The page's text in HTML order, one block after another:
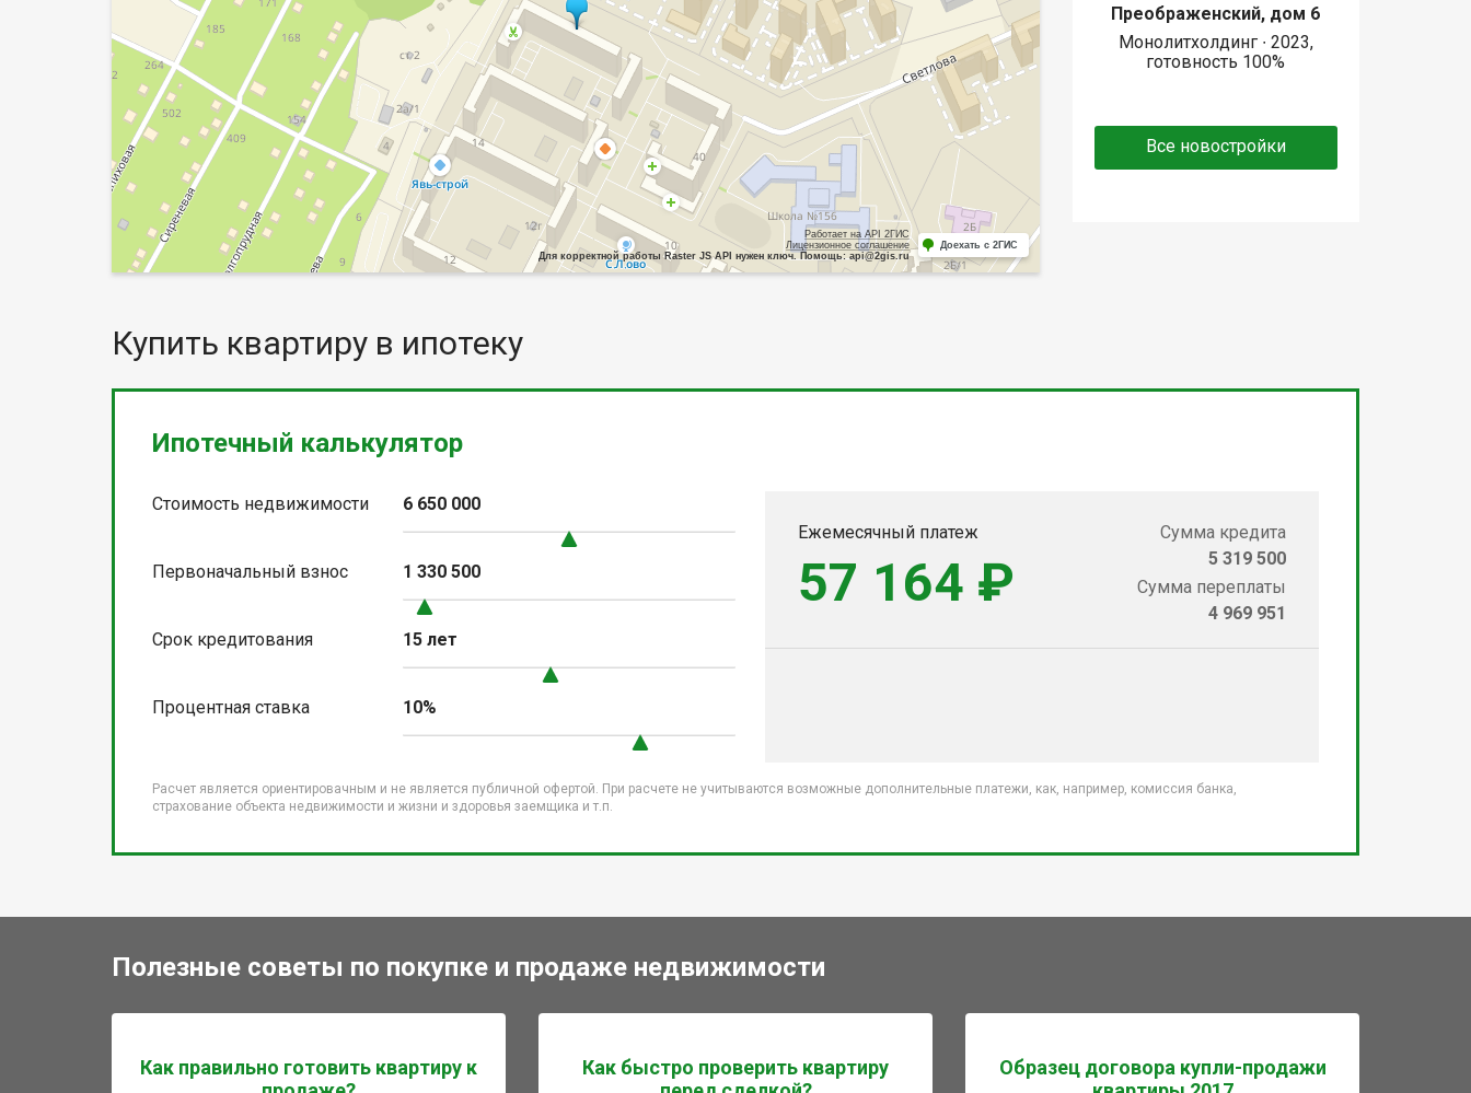
Работает на API 2ГИС
Лицензионное соглашение
Для корректной работы Raster JS API нужен ключ. Помощь: api@2gis.ru
Доехать с 2ГИС
Преображенский, дом 6
Монолитхолдинг ∙ 2023,
готовность 100%
Все новостройки
Купить квартиру в ипотеку
Ипотечный калькулятор
Стоимость недвижимости 6 650 000
Первоначальный взнос 1 330 500
Срок кредитования 15 лет
Процентная ставка 10%
Ежемесячный платеж
57 164 ₽
Сумма кредита
5 319 500
Сумма переплаты
4 969 951
Расчет является ориентировачным и не является публичной офертой. При расчете не учитываются возможные дополнительные платежи, как, например, комиссия банка,
страхование объекта недвижимости и жизни и здоровья заемщика и т.п.
Полезные советы по покупке и продаже недвижимости
Как правильно готовить квартиру к
Как быстро проверить квартиру
Образец договора купли-продажи